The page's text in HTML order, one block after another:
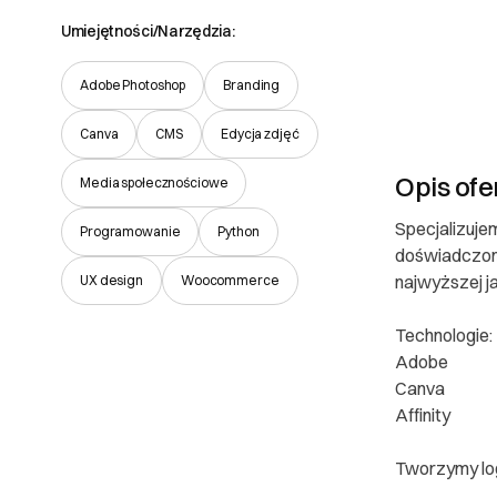
Umiejętności/Narzędzia:
Adobe Photoshop Branding
Canva CMS Edycja zdjęć
Media społecznościowe
Programowanie Python
UX design Woocommerce
Opis
najwyższej
Technologie:
Adobe
Canva
Affinity
Tworzymy